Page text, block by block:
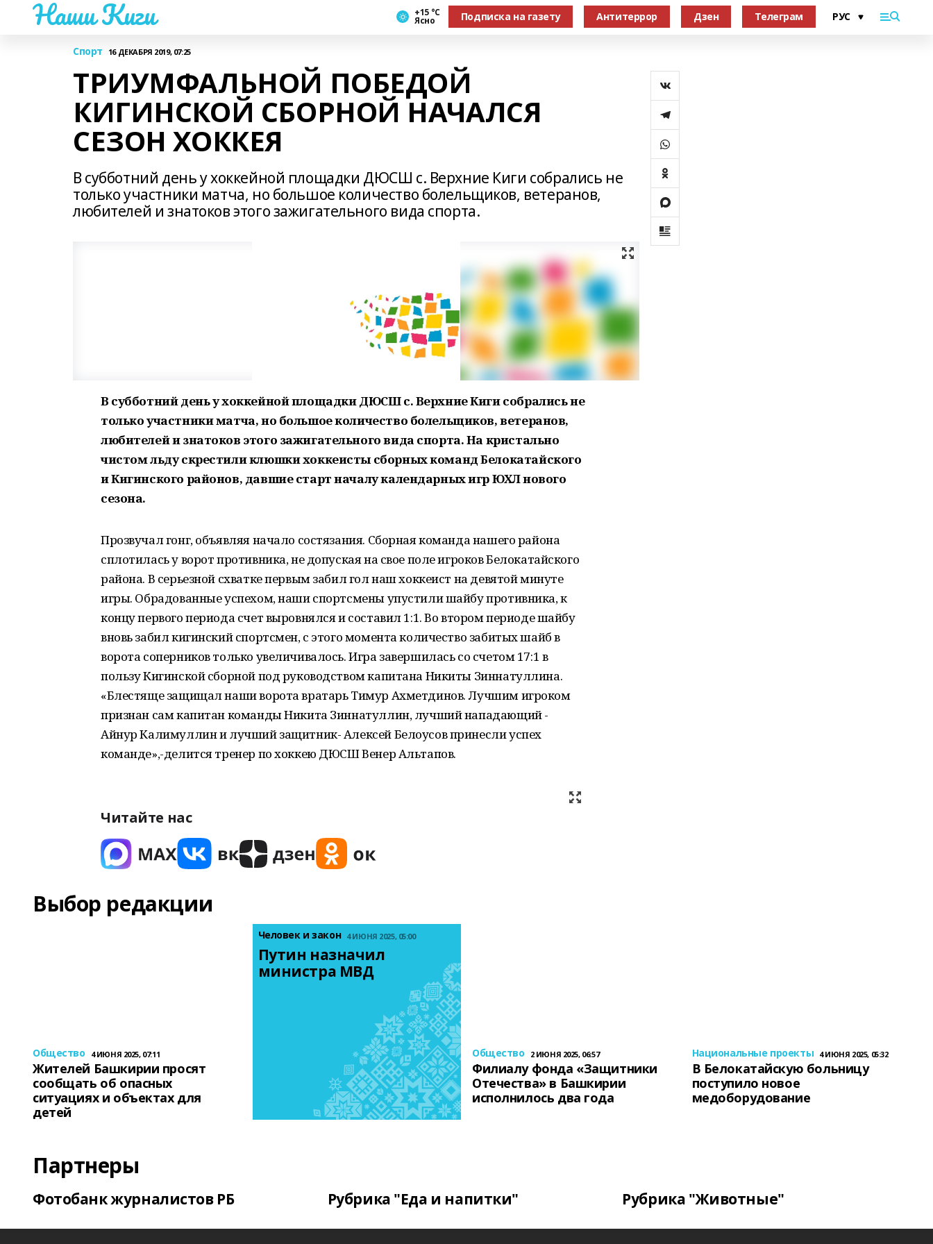
Наши Киги +15 °С
Ясно Подписка на газету Антитеррор Дзен Телеграм
Спорт 16 ДЕКАБРЯ 2019, 07:25
ТРИУМФАЛЬНОЙ ПОБЕДОЙ
КИГИНСКОЙ СБОРНОЙ НАЧАЛСЯ
СЕЗОН ХОККЕЯ
В субботний день у хоккейной площадки ДЮСШ с. Верхние Киги собрались не
только участники матча, но большое количество болельщиков, ветеранов,
любителей и знатоков этого зажигательного вида спорта.
В субботний день у хоккейной площадки ДЮСШ с. Верхние Киги собрались не
только участники матча, но большое количество болельщиков, ветеранов,
любителей и знатоков этого зажигательного вида спорта. На кристально
чистом льду скрестили клюшки хоккеисты сборных команд Белокатайского
и Кигинского районов, давшие старт началу календарных игр ЮХЛ нового
сезона.
Прозвучал гонг, объявляя начало состязания. Сборная команда нашего района
сплотилась у ворот противника, не допуская на свое поле игроков Белокатайского
района. В серьезной схватке первым забил гол наш хоккеист на девятой минуте
игры. Обрадованные успехом, наши спортсмены упустили шайбу противника, к
концу первого периода счет выровнялся и составил 1:1. Во втором периоде шайбу
вновь забил кигинский спортсмен, с этого момента количество забитых шайб в
ворота соперников только увеличивалось. Игра завершилась со счетом 17:1 в
пользу Кигинской сборной под руководством капитана Никиты Зиннатуллина.
«Блестяще защищал наши ворота вратарь Тимур Ахметдинов. Лучшим игроком
признан сам капитан команды Никита Зиннатуллин, лучший нападающий -
Айнур Калимуллин и лучший защитник- Алексей Белоусов принесли успех
команде»,-делится тренер по хоккею ДЮСШ Венер Альтапов.
Читайте нас
Выбор редакции
Общество 4 ИЮНЯ 2025, 07:11
Жителей Башкирии просят
сообщать об опасных
ситуациях и объектах для
детей
Человек и закон 4 ИЮНЯ 2025, 05:00
Путин назначил
министра МВД
Общество 2 ИЮНЯ 2025, 06:57
Филиалу фонда «Защитники
Отечества» в Башкирии
исполнилось два года
Национальные проекты 4 ИЮНЯ 2025, 05:32
В Белокатайскую больницу
поступило новое
медоборудование
Партнеры
Фотобанк журналистов РБ Рубрика "Еда и напитки" Рубрика "Животные"